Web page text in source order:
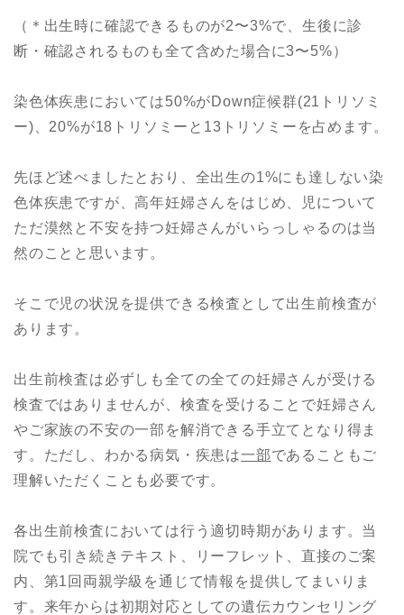
（＊出生時に確認できるものが2〜3%で、生後に診
断・確認されるものも全て含めた場合に3〜5%）
染色体疾患においては50%がDown症候群(21トリソミ
ー)、20%が18トリソミーと13トリソミーを占めます。
先ほど述べましたとおり、全出生の1%にも達しない染
色体疾患ですが、高年妊婦さんをはじめ、児について
ただ漠然と不安を持つ妊婦さんがいらっしゃるのは当
然のことと思います。
そこで児の状況を提供できる検査として出生前検査が
あります。
出生前検査は必ずしも全ての全ての妊婦さんが受ける
検査ではありませんが、検査を受けることで妊婦さん
やご家族の不安の一部を解消できる手立てとなり得ま
す。ただし、わかる病気・疾患は一部であることもご
理解いただくことも必要です。
各出生前検査においては行う適切時期があります。当
院でも引き続きテキスト、リーフレット、直接のご案
内、第1回両親学級を通じて情報を提供してまいりま
す。来年からは初期対応としての遺伝カウンセリング